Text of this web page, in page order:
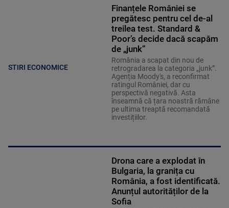
STIRI ECONOMICE
Finanțele României se
pregătesc pentru cel de-al
treilea test. Standard &
Poor’s decide dacă scapăm
de „junk”
România a scapat din nou de
retrogradarea la categoria „junk”.
Agenția Moody's, a reconfirmat
ratingul României, dar cu
perspectivă negativă. Asta
înseamnă că țara noastră rămâne
pe ultima treaptă recomandată
investițiilor.
Drona care a explodat în
Bulgaria, la granița cu
România, a fost identificată.
Anunțul autorităților de la
Sofia